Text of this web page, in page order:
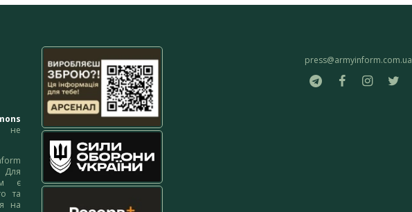
не
Для
є
та
на
press@armyinform.com.ua